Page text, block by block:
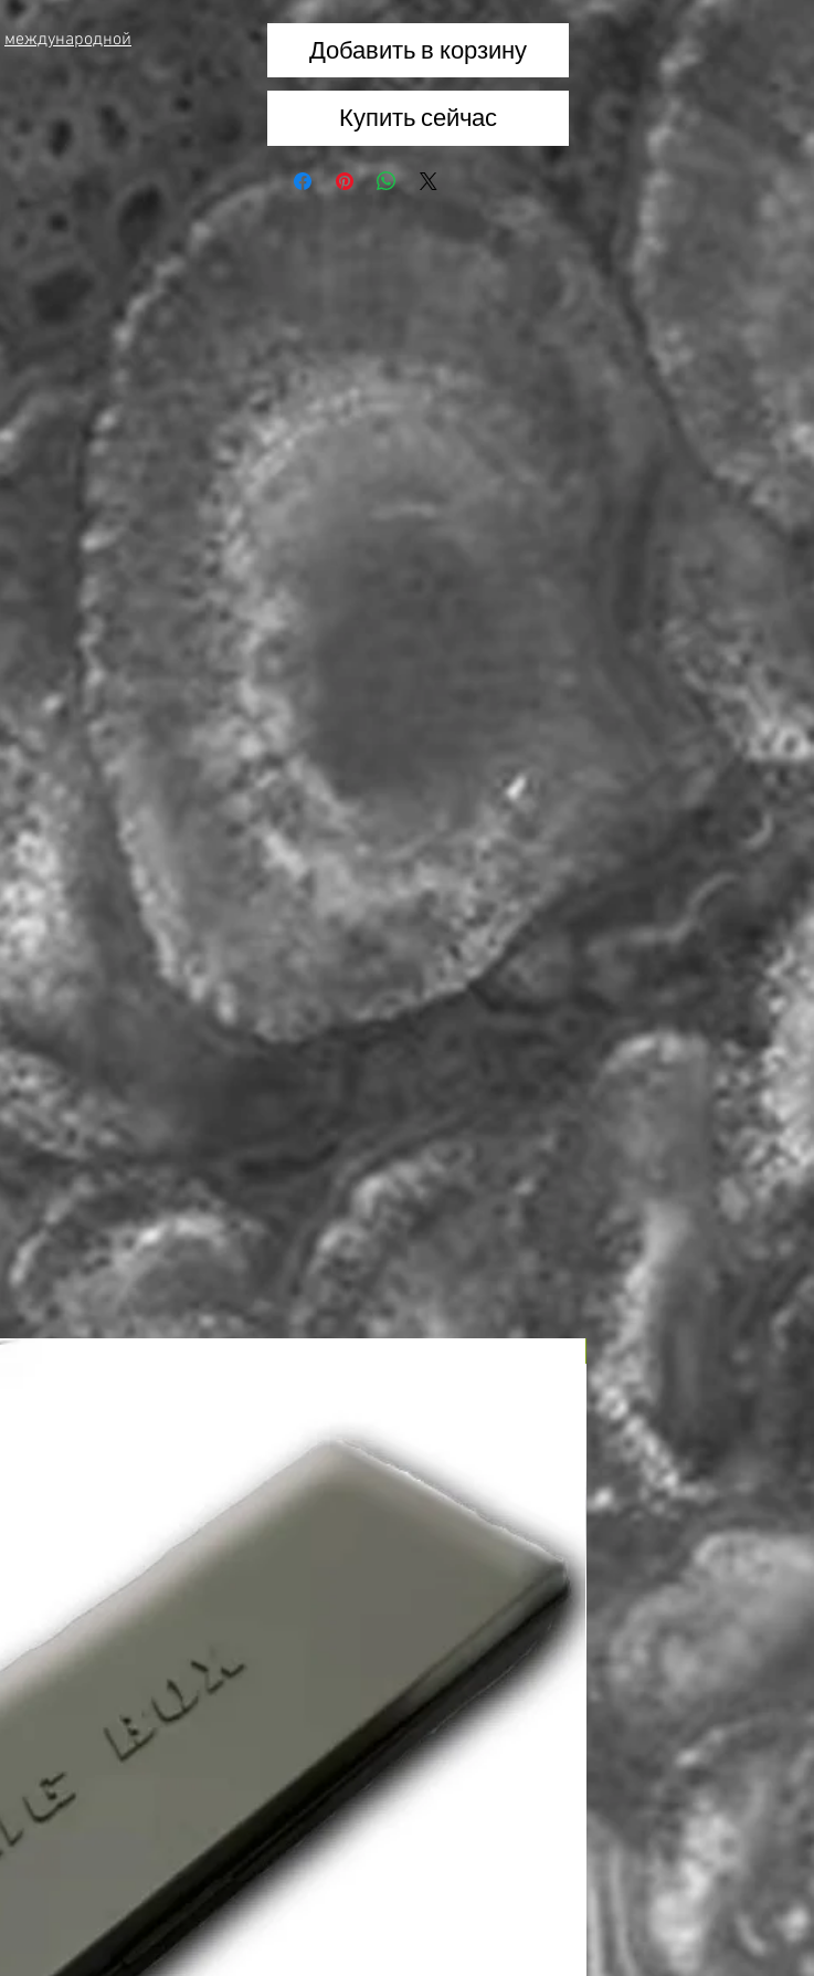
международной
Добавить в корзину
Купить сейчас
НОВЫЙ